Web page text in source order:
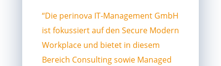
“Die perinova IT-Management GmbH
ist fokussiert auf den Secure Modern
Workplace und bietet in diesem
Bereich Consulting sowie Managed